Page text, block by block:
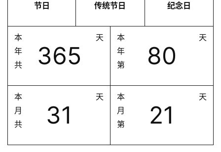
节日 传统节日 纪念日
本
年
共
365
天
本
年
第
80
天
本
月
共
31
天
本
月
第
21
天